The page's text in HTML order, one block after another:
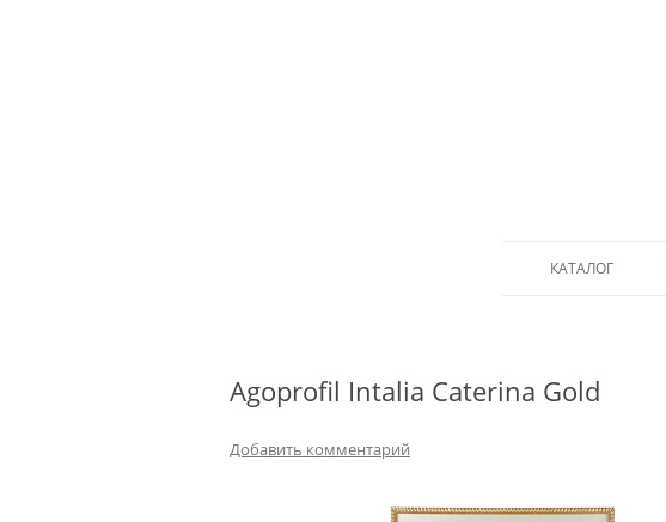
КАТАЛОГ
Agoprofil Intalia Caterina Gold
Добавить комментарий